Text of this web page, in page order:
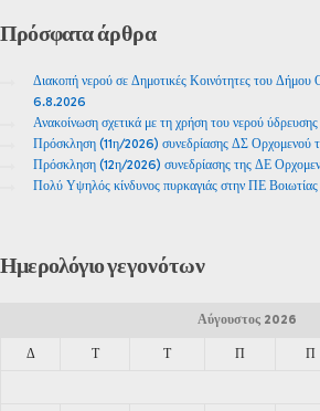
Πρόσφαταάρθρα
Διακοπή νερού σε Δημοτικές Κοινότητες του Δήμου
6.8.2026
Ανακοίνωση σχετικά με τη χρήση του νερού
Πρόσκληση (11η/2026) συνεδρίασης ΔΣ Ορχομενού
Πρόσκληση (12η/2026) συνεδρίασης της ΔΕ
Πολύ Υψηλός κίνδυνος πυρκαγιάς στην ΠΕ
Ημερολόγιογεγονότων
Αύγουστος 2026
Δ Τ Τ Π Π